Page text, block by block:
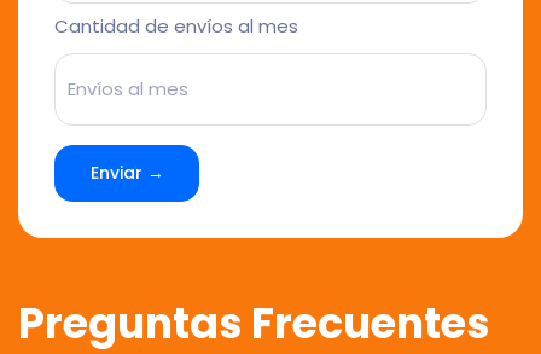
Cantidad de envíos al mes
Enviar →
Preguntas Frecuentes